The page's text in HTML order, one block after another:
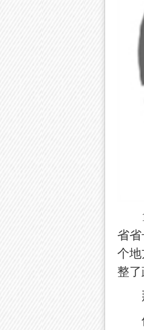
11
省
个
整了
那
何